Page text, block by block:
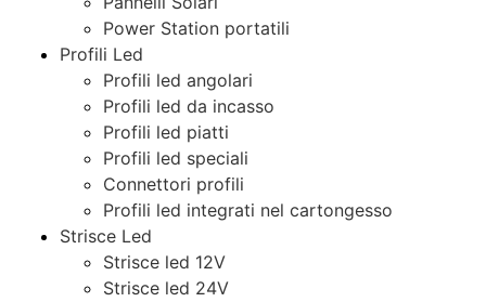
Power Station portatili
Profili Led
Profili led angolari
Profili led da incasso
Profili led piatti
Profili led speciali
Connettori profili
Profili led integrati nel cartongesso
Strisce Led
Strisce led 12V
Strisce led 24V